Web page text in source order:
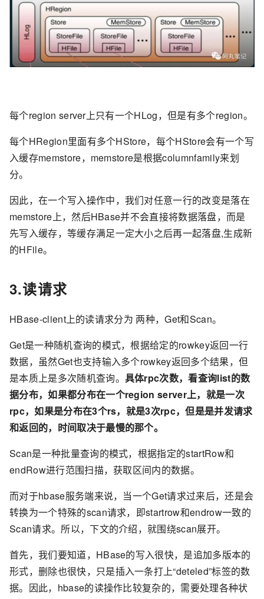
每个region server上只有一个HLog，但是有多个region。
每个HRegion里面有多个HStore，每个HStore会有一个写
入缓存memstore，memstore是根据columnfamily来划
分。
因此，在一个写入操作中，我们对任意一行的改变是落在
memstore上，然后HBase并不会直接将数据落盘，而是
先写入缓存，等缓存满足一定大小之后再一起落盘,生成新
的HFile。
3.读请求
HBase-client上的读请求分为 两种，Get和Scan。
Get是一种随机查询的模式，根据给定的rowkey返回一行
数据，虽然Get也支持输入多个rowkey返回多个结果，但
是本质上是多次随机查询。 具体rpc次数，看查询list的数
据分布，如果都分布在一个region server上，就是一次
rpc，如果是分布在3个rs，就是3次rpc，但是是并发请求
和返回的，时间取决于最慢的那个。
Scan是一种批量查询的模式，根据指定的startRow和
endRow进行范围扫描，获取区间内的数据。
而对于hbase服务端来说，当一个Get请求过来后，还是会
转换为一个特殊的scan请求，即startrow和endrow一致的
Scan请求。所以，下文的介绍，就围绕scan展开。
首先，我们要知道，HBase的写入很快，是追加多版本的
形式，删除也很快，只是插入一条打上“deteled”标签的数
据。因此，hbase的读操作比较复杂的，需要处理各种状